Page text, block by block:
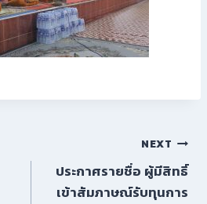
NEXT
ประกาศรายชื่อ ผู้มีสิทธิ์
เข้าสัมภาษณ์รับทุนการ